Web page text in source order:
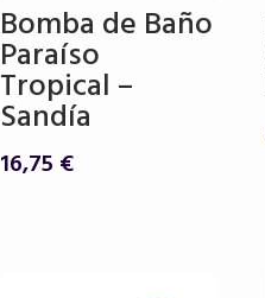
Bomba de Baño
Paraíso
Tropical –
Sandía
16,75 €